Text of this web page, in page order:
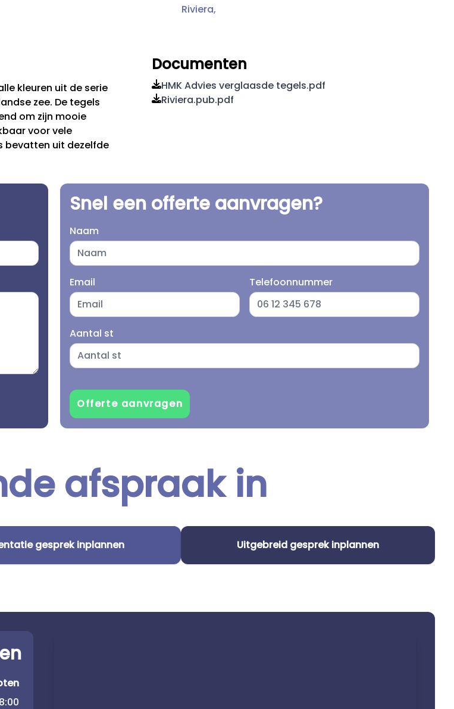
Riviera,
kleuren uit de serie
zee. De tegels
om zijn mooie
voor vele
bevatten uit dezelfde
Documenten
HMK Advies verglaasde tegels.pdf
Riviera.pub.pdf
Snel een offerte aanvragen?
Naam
Email Telefoonnummer
Aantal st
afspraak in
gesprek inplannen Uitgebreid gesprek inplannen